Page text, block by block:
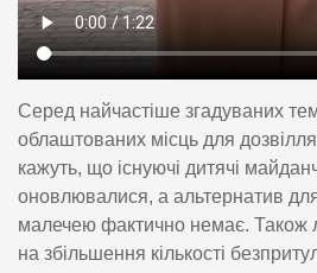
Серед найчастіше згадуваних
облаштованих місць для
кажуть, що існуючі дитячі
оновлювалися, а альтернатив
малечею фактично немає. Також
на збільшення кількості